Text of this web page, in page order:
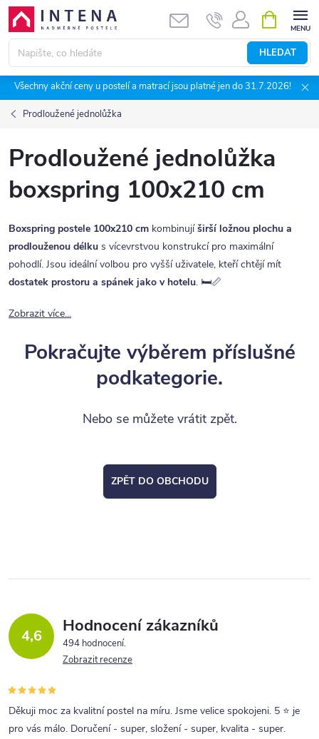
Přejít
obsah
HLEDAT
NÁKUPNÍ
KOŠÍK
Všechny akční ceny u postelí a matrací jsou platné jen do 31.7.2026!
Prodloužené jednolůžka
Prodloužené jednolůžka
boxspring 100x210 cm
Boxspring postele 100x210 cm kombinujíširší ložnou plochu a
prodlouženou délku s vícevrstvou konstrukcí pro maximální
pohodlí. Jsou ideální volbou pro vyšší uživatele, kteří chtějí mít
dostatek prostoru a spánek jako v hotelu. 🛏️📏
Zobrazit více...
Pokračujte výběrem příslušné
podkategorie.
Nebo se můžete vrátit zpět.
ZPĚT DO OBCHODU
4,6 Hodnocení zákazníků
494 hodnocení
Zobrazit recenze
Děkuji moc za kvalitní postel na míru. Jsme velice spokojeni. 5 ⭐ je
pro vás málo. Doručení - super, složení - super, kvalita - super.